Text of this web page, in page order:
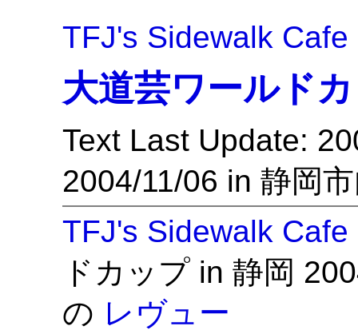
TFJ's Sidewalk Cafe
大道芸ワールド
Text Last Update:
2004/11/06 in 静岡
TFJ's Sidewalk Cafe
ドカップ in 静岡
の レヴュー